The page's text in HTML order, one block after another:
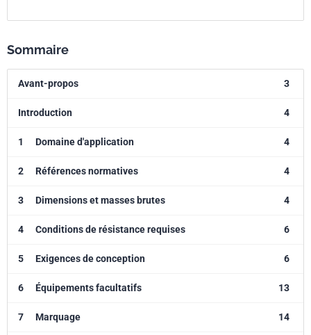
Sommaire
Avant-propos 3
Introduction 4
1 Domaine d'application 4
2 Références normatives 4
3 Dimensions et masses brutes 4
4 Conditions de résistance requises 6
5 Exigences de conception 6
6 Équipements facultatifs 13
7 Marquage 14